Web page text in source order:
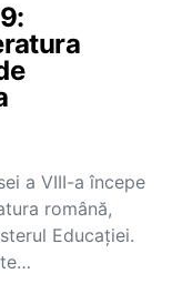
a VIII-a începe
română,
Educației.